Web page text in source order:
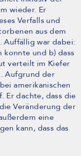
wieder. Er
Verfalls und
aus dem
Auffällig war dabei:
konnte und b) dass
verteilt im Kiefer
Aufgrund der
amerikanischen
Er dachte, dass die
Veränderung der
eine
kann, dass das